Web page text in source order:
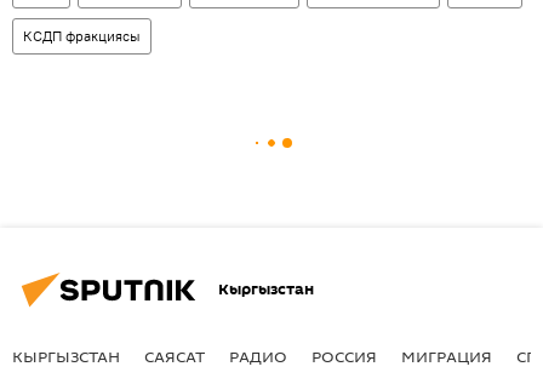
КСДП фракциясы
Кыргызстан
КЫРГЫЗСТАН САЯСАТ РАДИО РОССИЯ МИГРАЦИЯ